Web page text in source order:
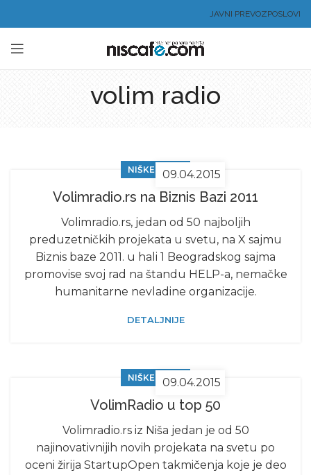
JAVNI PREVOZPOSLOVI
volim radio
09.04.2015
NIŠKE VESTI
Volimradio.rs na Biznis Bazi 2011
Volimradio.rs, jedan od 50 najboljih
preduzetničkih projekata u svetu, na X sajmu
Biznis baze 2011. u hali 1 Beogradskog sajma
promovise svoj rad na štandu HELP-a, nemačke
humanitarne nevladine organizacije.
DETALJNIJE
09.04.2015
NIŠKE VESTI
VolimRadio u top 50
Volimradio.rs iz Niša jedan je od 50
najinovativnijih novih projekata na svetu po
oceni žirija StartupOpen takmičenja koje je deo